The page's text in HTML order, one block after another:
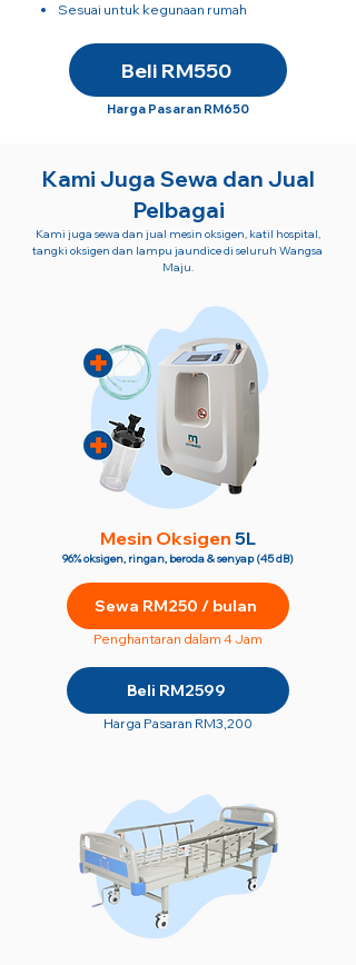
​Sesuai untuk kegunaan rumah
Beli RM550
Harga Pasaran RM650
Kami Juga Sewa dan Jual
Pelbagai
Kami juga sewa dan jual mesin oksigen, katil hospital,
tangki oksigen dan lampu jaundice di seluruh Wangsa
Maju.
Mesin Oksigen 5L
96% oksigen, ringan, beroda & senyap (45 dB)
Sewa RM250 / bulan
Penghantaran dalam 4 Jam
Beli RM2599
Harga Pasaran RM3,200